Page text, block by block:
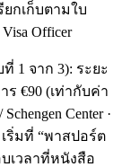
ยกเก็บตามใบ
Officer
ที่ 1 จาก 3): ระยะ
ร €90 (เท่ากับค่า
Center ·
ริ่มที่ “พาสปอร์ต
เวลาที่หนังสือ